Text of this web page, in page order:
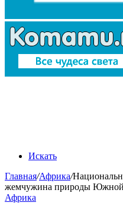
Искать
Главная/Африка/
жемчужина природы
Африка